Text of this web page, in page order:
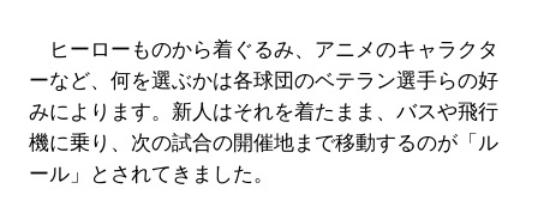
ヒーローものから着ぐるみ、アニメのキャラクタ
ーなど、何を選ぶかは各球団のベテラン選手らの好
みによります。新人はそれを着たまま、バスや飛行
機に乗り、次の試合の開催地まで移動するのが「ル
ール」とされてきました。